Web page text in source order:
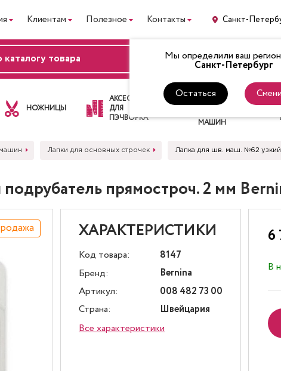
Клиентам Полезное Контакты Санкт-
Мы определили ваш
Санкт-Петербург
Остаться
ВХОД
НОЖНИЦЫ
АКСЕССУАРЫ
ДЛЯ
ПЭЧВОРКА
ЛАПКИ
ДЛЯ
МАШИН
Лапки для основных строчек Лапка для шв. маш. №62
прямостроч. 2 мм
ХАРАКТЕРИСТИКИ
Код товара:
8147
Бренд:
Bernina
Артикул:
008 482 73 00
Страна:
Швейцария
Все характеристики
6
В